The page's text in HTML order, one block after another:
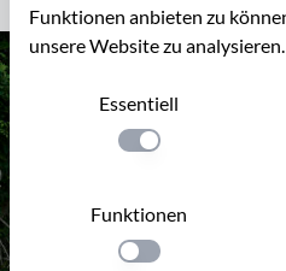
Funktionen anbieten zu
unsere Website zu analysieren.
Essentiell
Einstellung
Funktionen
Einstellung